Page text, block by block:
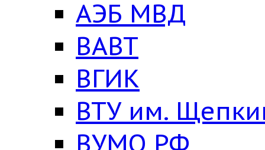
АЭБ МВД
ВАВТ
ВГИК
ВТУ им.
ВУМО РФ